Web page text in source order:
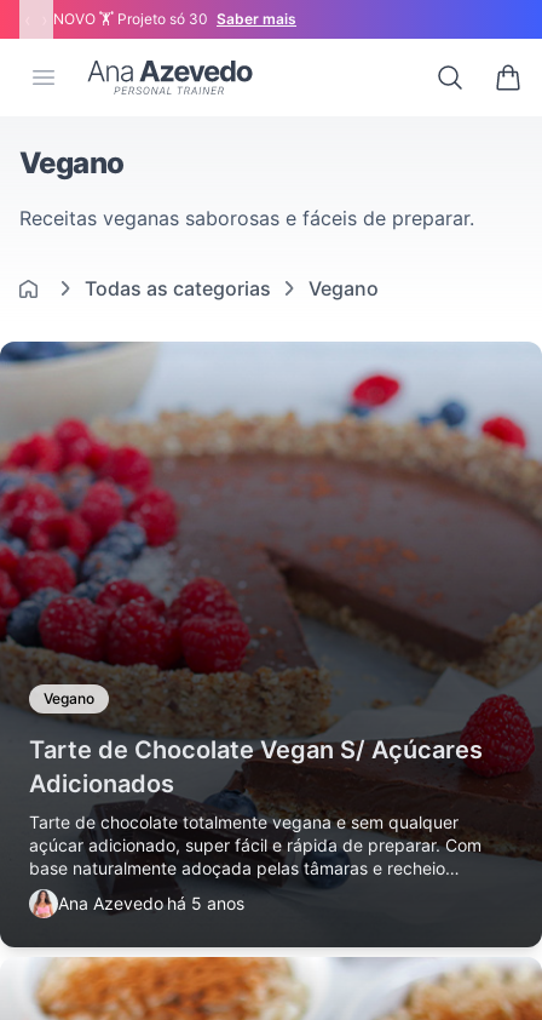
NOVO 🏋 Projeto só 30 Saber mais
Open menu
Ana Azevedo Search
0
Vegano
Receitas veganas saborosas e fáceis de preparar.
Todas as categorias Vegano
Vegano
Tarte de Chocolate Vegan S/ Açúcares
Adicionados
Tarte de chocolate totalmente vegana e sem qualquer
açúcar adicionado, super fácil e rápida de preparar. Com
base naturalmente adoçada pelas tâmaras e recheio
adoçado com o chocolate.
Ana Azevedohá 5 anos